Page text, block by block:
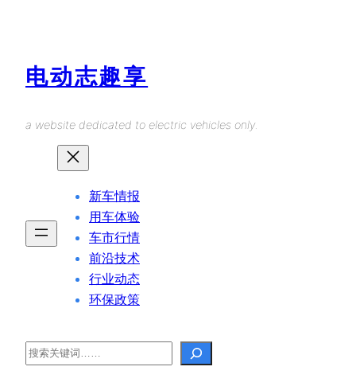
电动志趣享
a website dedicated to electric vehicles only.
新车情报
用车体验
车市行情
前沿技术
行业动态
环保政策
Search